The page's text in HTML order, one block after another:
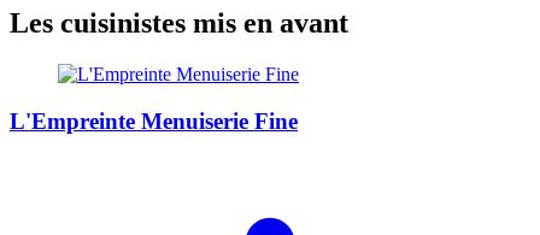
Les cuisinistes mis en avant
L'Empreinte Menuiserie Fine